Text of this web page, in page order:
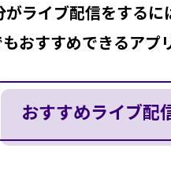
ライブ配信をするに
おすすめできるアプ
おすすめライブ配